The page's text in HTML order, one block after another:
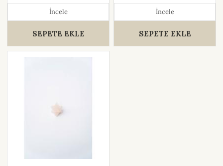
İncele
SEPETE EKLE
İncele
SEPETE EKLE